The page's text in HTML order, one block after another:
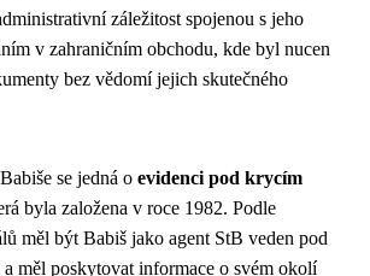
záležitost spojenou s jeho
v zahraničním obchodu, kde byl nucen
bez vědomí jejich skutečného
se jedná o evidenci pod krycím
byla založena v roce 1982. Podle
měl být Babiš jako agent StB veden pod
měl poskytovat informace o svém okolí